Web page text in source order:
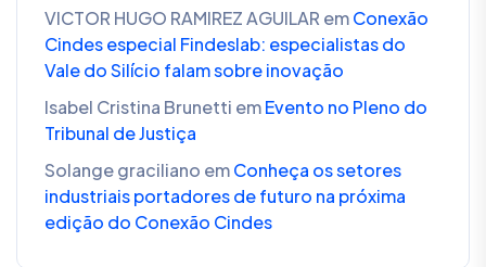
VICTOR HUGO RAMIREZ AGUILAR emConexão
Cindes especial Findeslab: especialistas do
Vale do Silício falam sobre inovação
Isabel Cristina Brunetti emEvento no Pleno do
Tribunal de Justiça
Solange graciliano emConheça os setores
industriais portadores de futuro na próxima
edição do Conexão Cindes